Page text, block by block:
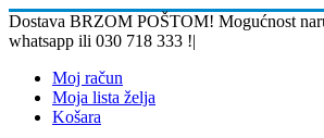
Dostava BRZOM POŠTOM! Mogućnost
whatsapp ili 030 718 333 !|
Moj račun
Moja lista želja
Košara